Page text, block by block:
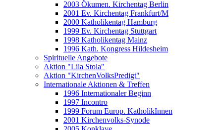
2003 Ökumen. Kirchentag Berlin
2001 Ev. Kirchentag Frankfurt/M
2000 Katholikentag Hamburg
1999 Ev. Kirchentag Stuttgart
1998 Katholikentag Mainz
1996 Kath. Kongress Hildesheim
Spirituelle Angebote
Aktion "Lila Stola"
Aktion "KirchenVolksPredigt"
Internationale Aktionen & Treffen
1996 Internationaler Beginn
1997 Incontro
1999 Forum Europ. KatholikInnen
2001 Kirchenvolks-Synode